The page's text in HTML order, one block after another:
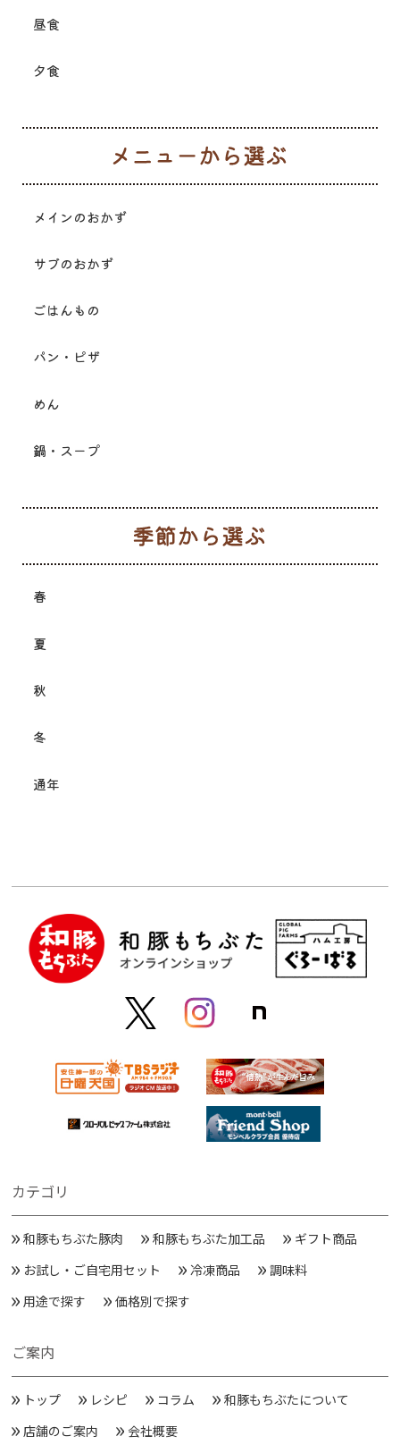
昼食
夕食
メインのおかず
サブのおかず
ごはんもの
パン・ピザ
めん
鍋・スープ
春
夏
秋
冬
通年
カテゴリ
和豚もちぶた豚肉 和豚もちぶた加工品
ギフト商品
お試し・ご自宅用セット
冷凍商品
調味料
用途で探す
価格別で探す
ご案内
トップ レシピ コラム
和豚もちぶたについて
店舗のご案内
会社概要